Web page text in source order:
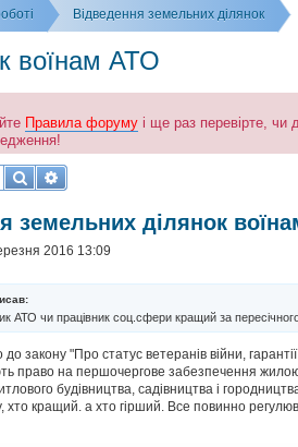
Відведення земельних ділянок
воїнам АТО
Правила форуму і ще раз перевірте, чи
ПошукРозширений пошук
земельних ділянок
2016 13:09
АТО чи працівник соц.сфери кращий за
закону "Про статус ветеранів війни,
право на першочергове забезпечення
будівництва, садівництва і
кращий. а хто гірший. Все повинно